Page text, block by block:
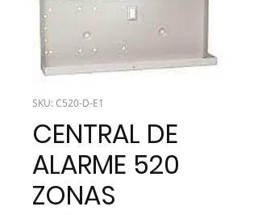
SKU: C520-D-E1
CENTRAL DE
ALARME 520
ZONAS